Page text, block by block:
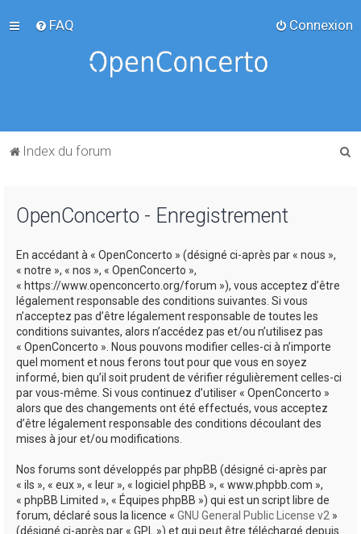
FAQ Connexion
Index du forum
OpenConcerto - Enregistrement
En accédant à « OpenConcerto » (désigné ci-après par « nous »,
« notre », « nos », « OpenConcerto »,
« https://www.openconcerto.org/forum »), vous acceptez d’être
légalement responsable des conditions suivantes. Si vous
n’acceptez pas d’être légalement responsable de toutes les
conditions suivantes, alors n’accédez pas et/ou n’utilisez pas
« OpenConcerto ». Nous pouvons modifier celles-ci à n’importe
quel moment et nous ferons tout pour que vous en soyez
informé, bien qu’il soit prudent de vérifier régulièrement celles-ci
par vous-même. Si vous continuez d’utiliser « OpenConcerto »
alors que des changements ont été effectués, vous acceptez
d’être légalement responsable des conditions découlant des
mises à jour et/ou modifications.
Nos forums sont développés par phpBB (désigné ci-après par
« ils », « eux », « leur », « logiciel phpBB », « www.phpbb.com »,
« phpBB Limited », « Équipes phpBB ») qui est un script libre de
forum, déclaré sous la licence « GNU General Public License v2 »
(désigné ci-après par « GPL ») et qui peut être téléchargé depuis